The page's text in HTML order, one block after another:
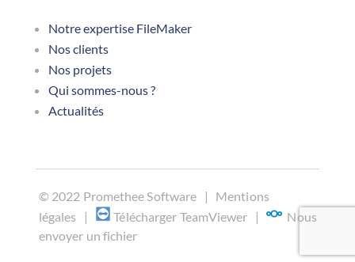
Notre expertise FileMaker
Nos clients
Nos projets
Qui sommes-nous ?
Actualités
© 2022 Promethee Software | Mentions
légales | Télécharger TeamViewer |
Nous
envoyer un fichier